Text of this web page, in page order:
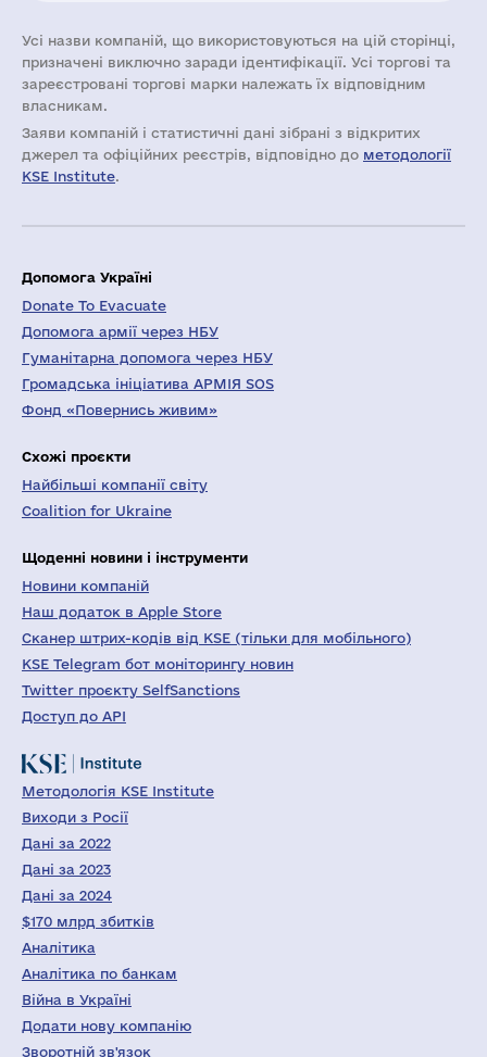
Усі назви компаній, що використовуються на цій сторінці,
призначені виключно заради ідентифікації. Усі торгові та
зареєстровані торгові марки належать їх відповідним
власникам.
Заяви компаній i статистичні дані зібрані з відкритих
джерел та офіційних реєстрів, відповідно до методології
KSE Institute.
Допомога Україні
Donate To Evacuate
Допомога армії через НБУ
Гуманітарна допомога через НБУ
Громадська ініціатива АРМІЯ SOS
Фонд «Повернись живим»
Схожі проєкти
Найбільші компанії світу
Coalition for Ukraine
Щоденні новини і інструменти
Новини компаній
Наш додаток в Apple Store
Сканер штрих-кодів від KSE (тільки для мобільного)
KSE Telegram бот моніторингу новин
Twitter проєкту SelfSanctions
Доступ до API
Методологія KSE Institute
Виходи з Росії
Дані за 2022
Дані за 2023
Дані за 2024
$170 млрд збитків
Аналітика
Аналітика по банкам
Війна в Україні
Додати нову компанію
Зворотній зв'язок